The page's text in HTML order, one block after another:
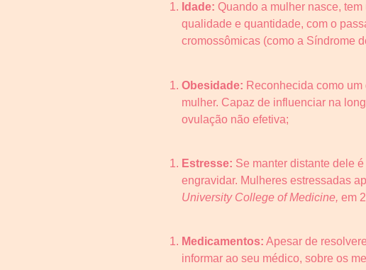
Idade: Quando a mulher nasce,
qualidade e quantidade, com o
cromossômicas (como a Síndrome
Obesidade: Reconhecida como
mulher. Capaz de influenciar na
ovulação não efetiva;
Estresse: Se manter distante dele
engravidar. Mulheres estressadas
University College of Medicine, em
Medicamentos: Apesar de
informar ao seu médico, sobre os